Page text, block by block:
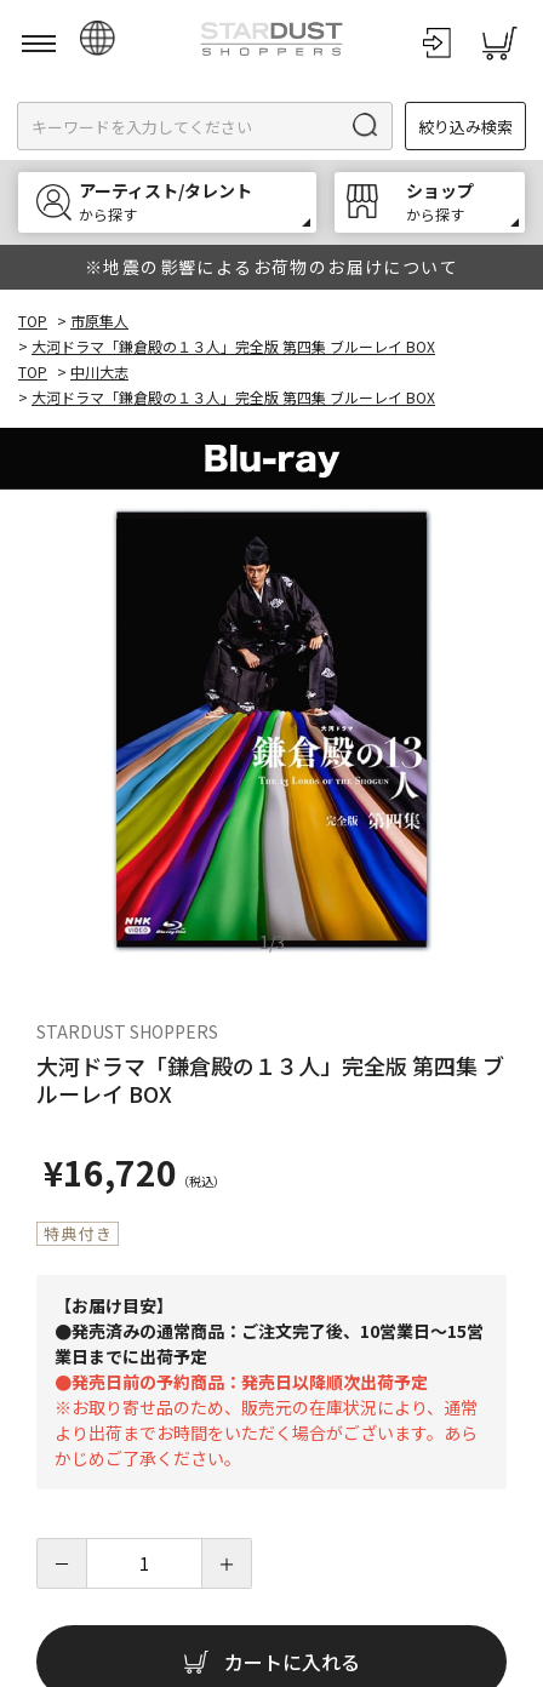
English
한국어
中文
絞り込み検索
アーティスト/タレント
から探す
ショップ
から探す
※地震の影響によるお荷物のお届けについて
TOP > 市原隼人
> 大河ドラマ「鎌倉殿の１３人」完全版 第四集 ブルーレイ BOX
TOP > 中川大志
> 大河ドラマ「鎌倉殿の１３人」完全版 第四集 ブルーレイ BOX
1/3
STARDUST SHOPPERS
大河ドラマ「鎌倉殿の１３人」完全版 第四集 ブ
ルーレイ BOX
¥16,720
【お届け目安】
●発売済みの通常商品：ご注文完了後、10営業日～15営
業日までに出荷予定
●発売日前の予約商品：発売日以降順次出荷予定
※お取り寄せ品のため、販売元の在庫状況により、通常
より出荷までお時間をいただく場合がございます。あら
かじめご了承ください。
－ ＋
カートに入れる